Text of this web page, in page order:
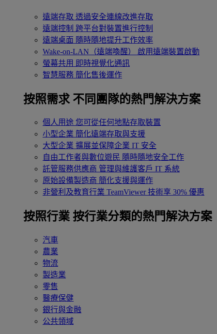
遠端存取 透過安全連線改進存取
遠端控制 跨平台對裝置進行控制
遠端桌面 隨時隨地提升工作效率
Wake-on-LAN（遠端喚醒）
啟用遠端裝置啟動
螢幕共用 即時視覺化通訊
智慧服務 簡化售後運作
按照需求 不同團隊的熱門解決方案
個人用途 您可從任何地點存取裝置
小型企業 簡化遠端存取與支援
大型企業 擴展並保障企業 IT 安全
自由工作者與數位遊民 隨時隨地安全工作
託管服務供應商 管理與維護客戶 IT 系統
原始設備製造商 簡化支援與運作
非營利及教育行業 TeamViewer 技術享 30% 優惠
按照行業 按行業分類的熱門解決方案
汽車
農業
物流
製造業
零售
醫療保健
銀行與金融
公共領域